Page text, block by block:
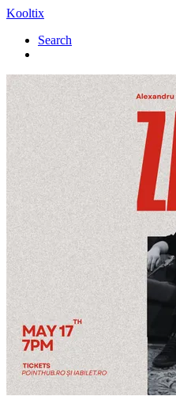
Kooltix
Search